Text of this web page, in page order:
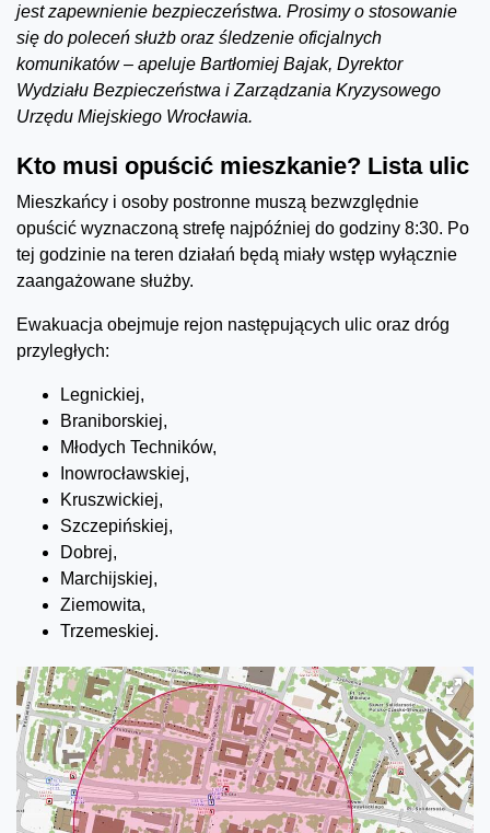
jest zapewnienie bezpieczeństwa. Prosimy o stosowanie
się do poleceń służb oraz śledzenie oficjalnych
komunikatów – apeluje Bartłomiej Bajak, Dyrektor
Wydziału Bezpieczeństwa i Zarządzania Kryzysowego
Urzędu Miejskiego Wrocławia.
Kto musi opuścić mieszkanie? Lista ulic
Mieszkańcy i osoby postronne muszą bezwzględnie
opuścić wyznaczoną strefę najpóźniej do godziny 8:30. Po
tej godzinie na teren działań będą miały wstęp wyłącznie
zaangażowane służby.
Ewakuacja obejmuje rejon następujących ulic oraz dróg
przyległych:
Legnickiej,
Braniborskiej,
Młodych Techników,
Inowrocławskiej,
Kruszwickiej,
Szczepińskiej,
Dobrej,
Marchijskiej,
Ziemowita,
Trzemeskiej.